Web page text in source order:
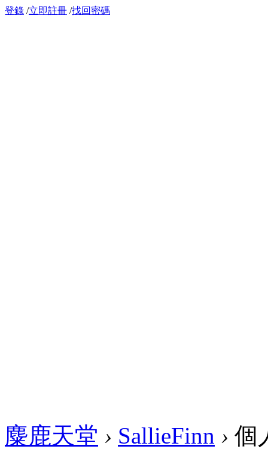
登錄 /立即註冊 /找回密碼
麋鹿天堂 › SallieFinn › 個